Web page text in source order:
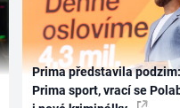
Prima představila
Prima sport, vrací se